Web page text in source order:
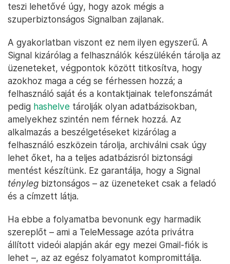
teszi lehetővé úgy, hogy azok mégis a
szuperbiztonságos Signalban zajlanak.
A gyakorlatban viszont ez nem ilyen egyszerű. A
Signal kizárólag a felhasználók készülékén tárolja az
üzeneteket, végpontok között titkosítva, hogy
azokhoz maga a cég se férhessen hozzá; a
felhasználó saját és a kontaktjainak telefonszámát
pedig hashelve tárolják olyan adatbázisokban,
amelyekhez szintén nem férnek hozzá. Az
alkalmazás a beszélgetéseket kizárólag a
felhasználó eszközein tárolja, archiválni csak úgy
lehet őket, ha a teljes adatbázisról biztonsági
mentést készítünk. Ez garantálja, hogy a Signal
tényleg biztonságos – az üzeneteket csak a feladó
és a címzett látja.
Ha ebbe a folyamatba bevonunk egy harmadik
szereplőt – ami a TeleMessage azóta privátra
állított videói alapján akár egy mezei Gmail-fiók is
lehet –, az az egész folyamatot kompromittálja.